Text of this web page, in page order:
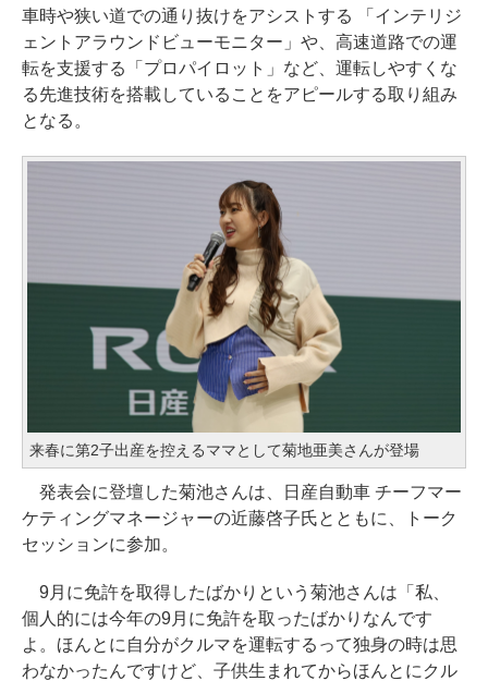
車時や狭い道での通り抜けをアシストする 「インテリジ
ェントアラウンドビューモニター」や、高速道路での運
転を支援する「プロパイロット」など、運転しやすくな
る先進技術を搭載していることをアピールする取り組み
となる。
来春に第2子出産を控えるママとして菊地亜美さんが登場
発表会に登壇した菊池さんは、日産自動車 チーフマー
ケティングマネージャーの近藤啓子氏とともに、トーク
セッションに参加。
9月に免許を取得したばかりという菊池さんは「私、
個人的には今年の9月に免許を取ったばかりなんです
よ。ほんとに自分がクルマを運転するって独身の時は思
わなかったんですけど、子供生まれてからほんとにクル